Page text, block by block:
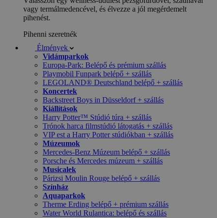
vagy termálmedencével, és élvezze a jól megérdemelt
pihenést.
Pihenni szeretnék
Élmények
Vidámparkok
Europa-Park: Belépő és prémium szállás
Playmobil Funpark belépő + szállás
LEGOLAND® Deutschland belépő + szállás
Koncertek
Backstreet Boys in Düsseldorf + szállás
Kiállítások
Harry Potter™ Stúdió túra + szállás
Trónok harca filmstúdió látogatás + szállás
VIP est a Harry Potter stúdiókban + szállás
Múzeumok
Mercedes-Benz Múzeum belépő + szállás
Porsche és Mercedes múzeum + szállás
Musicalek
Párizsi Moulin Rouge belépő + szállás
Színház
Aquaparkok
Therme Erding belépő + prémium szállás
Water World Rulantica: belépő és szállás